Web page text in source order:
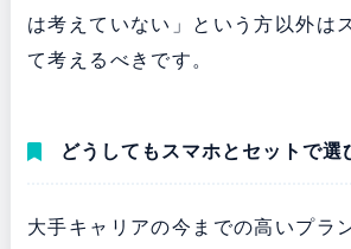
は考えていない」という方以外は
て考えるべきです。
どうしてもスマホとセットで選
大手キャリアの今までの高いプラ